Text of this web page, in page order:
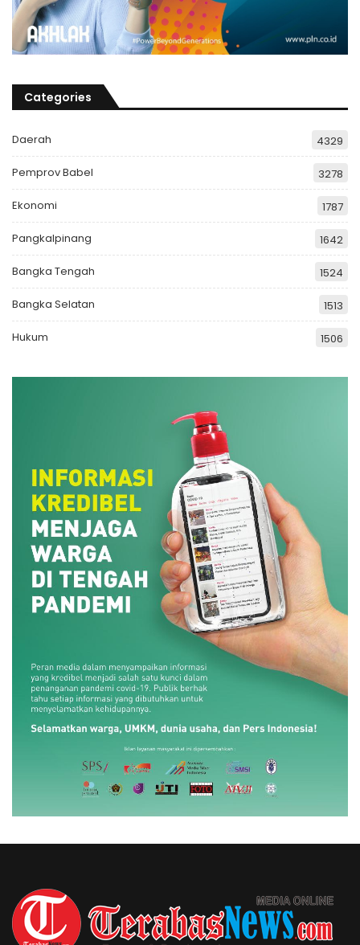
Categories
Daerah 4329
Pemprov Babel 3278
Ekonomi 1787
Pangkalpinang 1642
Bangka Tengah 1524
Bangka Selatan 1513
Hukum 1506